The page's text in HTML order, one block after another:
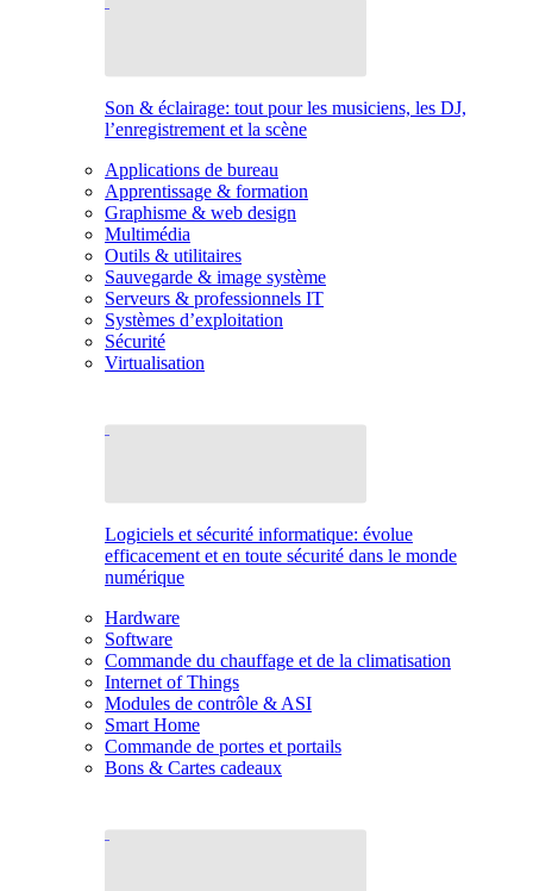
Son & éclairage: tout pour les musiciens, les DJ,
l’enregistrement et la scène
Applications de bureau
Apprentissage & formation
Graphisme & web design
Multimédia
Outils & utilitaires
Sauvegarde & image système
Serveurs & professionnels IT
Systèmes d’exploitation
Sécurité
Virtualisation
Logiciels et sécurité informatique: évolue
efficacement et en toute sécurité dans le monde
numérique
Hardware
Software
Commande du chauffage et de la climatisation
Internet of Things
Modules de contrôle & ASI
Smart Home
Commande de portes et portails
Bons & Cartes cadeaux